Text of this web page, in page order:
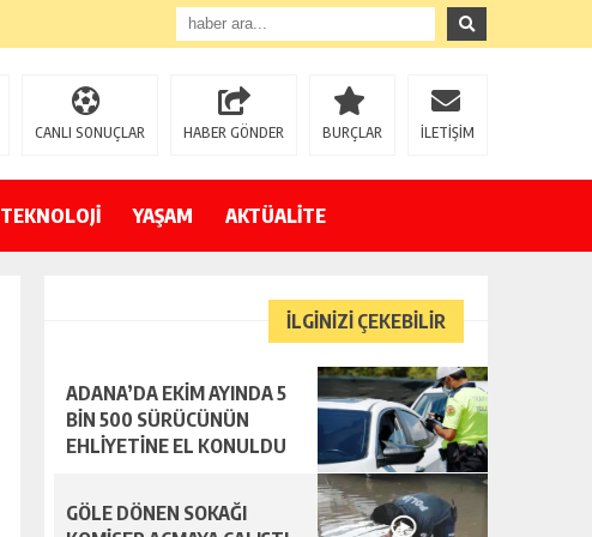
CANLI SONUÇLAR HABER GÖNDER BURÇLAR İLETİŞİM
TEKNOLOJİ YAŞAM AKTÜALİTE
İLGİNİZİ ÇEKEBİLİR
ADANA’DA EKİM AYINDA 5
BİN 500 SÜRÜCÜNÜN
EHLİYETİNE EL KONULDU
GÖLE DÖNEN SOKAĞI